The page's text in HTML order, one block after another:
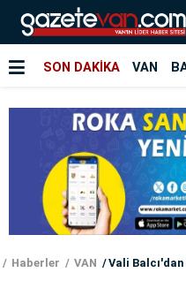
SON DAKİKA VAN
Haberler VAN Vali Balcı'dan